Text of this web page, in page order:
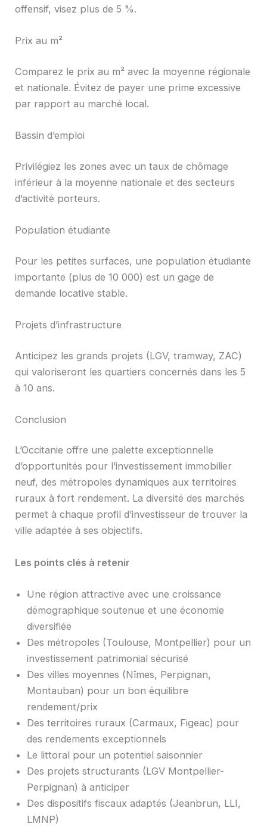
offensif, visez plus de 5 %.
Prix au m²
Comparez le prix au m² avec la moyenne régionale
et nationale. Évitez de payer une prime excessive
par rapport au marché local.
Bassin d’emploi
Privilégiez les zones avec un taux de chômage
inférieur à la moyenne nationale et des secteurs
d’activité porteurs.
Population étudiante
Pour les petites surfaces, une population étudiante
importante (plus de 10 000) est un gage de
demande locative stable.
Projets d’infrastructure
Anticipez les grands projets (LGV, tramway, ZAC)
qui valoriseront les quartiers concernés dans les 5
à 10 ans.
Conclusion
L’Occitanie offre une palette exceptionnelle
d’opportunités pour l’investissement immobilier
neuf, des métropoles dynamiques aux territoires
ruraux à fort rendement. La diversité des marchés
permet à chaque profil d’investisseur de trouver la
ville adaptée à ses objectifs.
Les points clés à retenir
Une région attractive avec une croissance
démographique soutenue et une économie
diversifiée
Des métropoles (Toulouse, Montpellier) pour un
investissement patrimonial sécurisé
Des villes moyennes (Nîmes, Perpignan,
Montauban) pour un bon équilibre
rendement/prix
Des territoires ruraux (Carmaux, Figeac) pour
des rendements exceptionnels
Le littoral pour un potentiel saisonnier
Des projets structurants (LGV Montpellier-
Perpignan) à anticiper
Des dispositifs fiscaux adaptés (Jeanbrun, LLI,
LMNP)